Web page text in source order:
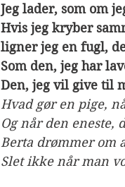
Jeg lader, som om
Hvis jeg kryber
ligner jeg en fugl,
Som den, jeg har
Den, jeg vil give til
Hvad gør en pige,
Og når den eneste,
Berta drømmer om
Slet ikke når man